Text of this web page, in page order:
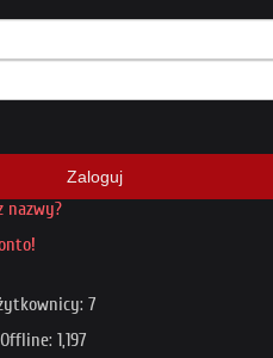
Zaloguj
nazwy?
7
1,197